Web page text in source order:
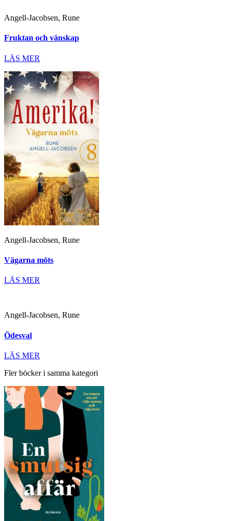
Angell-Jacobsen, Rune
Fruktan och vänskap
LÄS MER
Angell-Jacobsen, Rune
Vägarna möts
LÄS MER
Angell-Jacobsen, Rune
Ödesval
LÄS MER
Fler böcker i samma kategori